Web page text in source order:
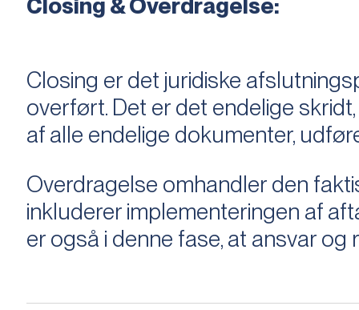
Closing & Overdragelse:
Closing er det juridiske
overført. Det er det endelige
af alle endelige dokumenter,
Overdragelse omhandler den
inkluderer implementeringen af
er også i denne fase, at ansvar